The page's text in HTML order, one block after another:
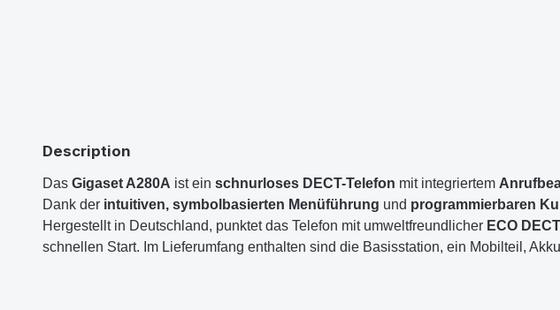
Description
Das Gigaset A280A ist ein schnurloses DECT-Telefon mit integriertem
Dank der intuitiven, symbolbasierten Menüführung und programmierbaren
Hergestellt in Deutschland, punktet das Telefon mit umweltfreundlicher ECO
schnellen Start. Im Lieferumfang enthalten sind die Basisstation, ein Mobilteil,